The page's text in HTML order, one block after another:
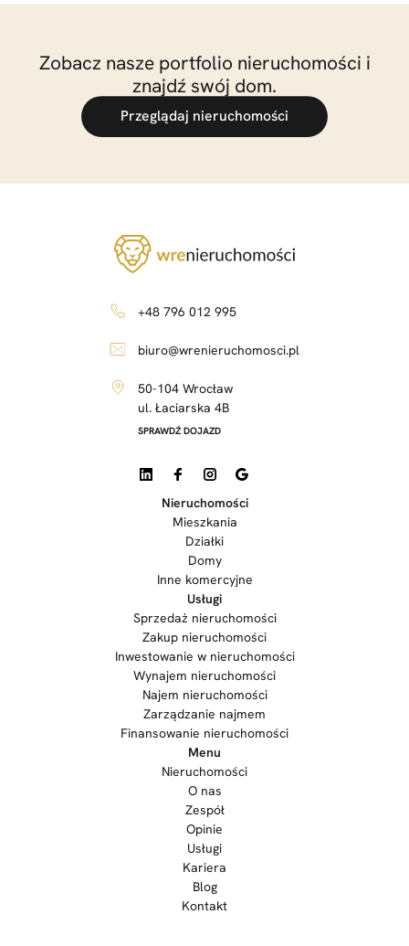
Zobacz nasze portfolio nieruchomości i
znajdź swój dom.
Przeglądaj nieruchomości
+48 796 012 995
biuro@wrenieruchomosci.pl
50-104 Wrocław
ul. Łaciarska 4B
SPRAWDŹ DOJAZD
Nieruchomości
Mieszkania
Działki
Domy
Inne komercyjne
Usługi
Sprzedaż nieruchomości
Zakup nieruchomości
Inwestowanie w nieruchomości
Wynajem nieruchomości
Najem nieruchomości
Zarządzanie najmem
Finansowanie nieruchomości
Menu
Nieruchomości
O nas
Zespół
Opinie
Usługi
Kariera
Blog
Kontakt